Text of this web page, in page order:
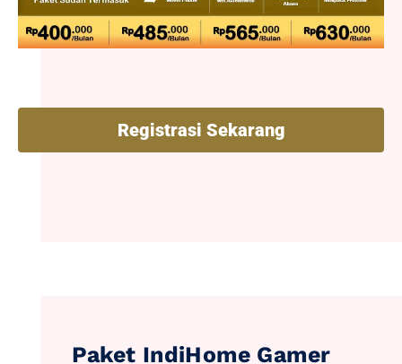
Registrasi Sekarang
Paket IndiHome Gamer